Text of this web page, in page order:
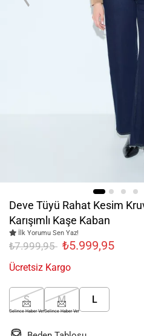
Deve Tüyü Rahat Kesim
Karışımlı Kaşe Kaban
İlk Yorumu Sen Yaz!
₺7.999,95 ₺5.999,95
Ücretsiz Kargo
S
Gelince Haber Ver
M
Gelince Haber Ver
L